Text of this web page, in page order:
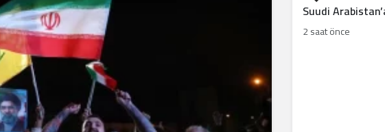
Suudi
2 saat önce